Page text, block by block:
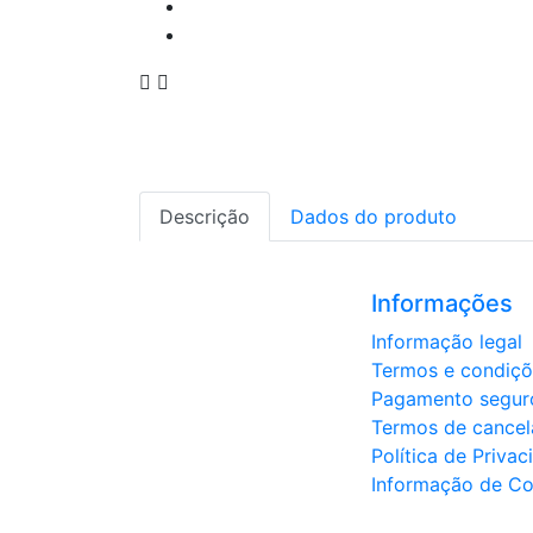
 
Descrição Dados do produto
Informações
Informação legal
Termos e
Pagamento
Termos de
Política de
Informação de